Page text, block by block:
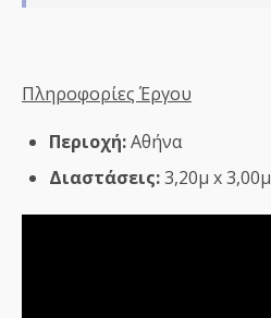
Πληροφορίες Έργου
Περιοχή:Αθήνα
Διαστάσεις:3,20μ x 3,00μ